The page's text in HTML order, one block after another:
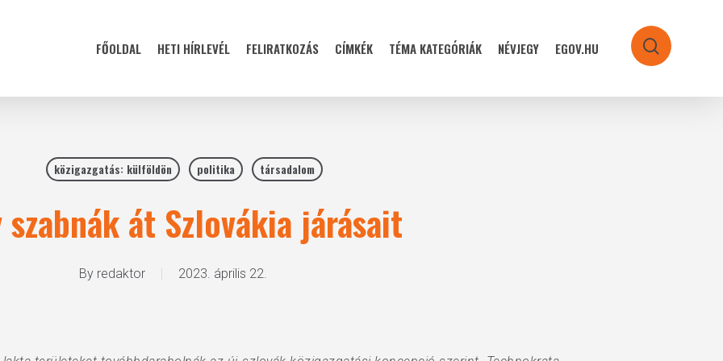
FŐOLDAL HETI HÍRLEVÉL FELIRATKOZÁS CÍMKÉK TÉMA KATEGÓRIÁK NÉVJEGY EGOV.HU search
közigazgatás: külföldön politika társadalom
szabnák át Szlovákia járásait
By redaktor 2023. április 22.